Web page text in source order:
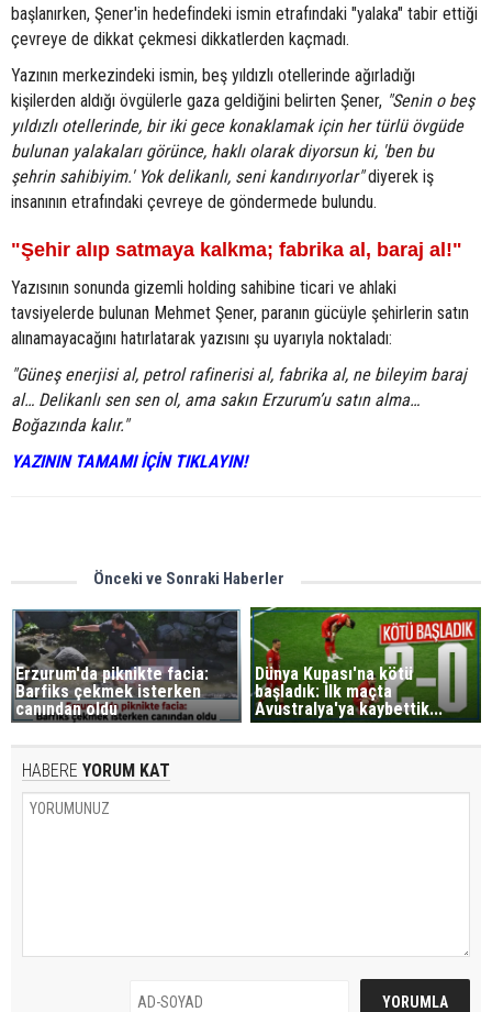
başlanırken, Şener'in hedefindeki ismin etrafındaki "yalaka" tabir ettiği
çevreye de dikkat çekmesi dikkatlerden kaçmadı.
Yazının merkezindeki ismin, beş yıldızlı otellerinde ağırladığı
kişilerden aldığı övgülerle gaza geldiğini belirten Şener, "Senin o beş
yıldızlı otellerinde, bir iki gece konaklamak için her türlü övgüde
bulunan yalakaları görünce, haklı olarak diyorsun ki, 'ben bu
şehrin sahibiyim.' Yok delikanlı, seni kandırıyorlar"diyerek iş
insanının etrafındaki çevreye de göndermede bulundu.
"Şehir alıp satmaya kalkma; fabrika al, baraj al!"
Yazısının sonunda gizemli holding sahibine ticari ve ahlaki
tavsiyelerde bulunan Mehmet Şener, paranın gücüyle şehirlerin satın
alınamayacağını hatırlatarak yazısını şu uyarıyla noktaladı:
"Güneş enerjisi al, petrol rafinerisi al, fabrika al, ne bileyim baraj
al… Delikanlı sen sen ol, ama sakın Erzurum’u satın alma…
Boğazında kalır."
YAZININ TAMAMI İÇİN TIKLAYIN!
Önceki ve Sonraki Haberler
Erzurum'da piknikte facia:
Barfiks çekmek isterken
canından oldu
Dünya Kupası'na kötü
başladık: İlk maçta
Avustralya'ya kaybettik...
HABERE YORUM KAT